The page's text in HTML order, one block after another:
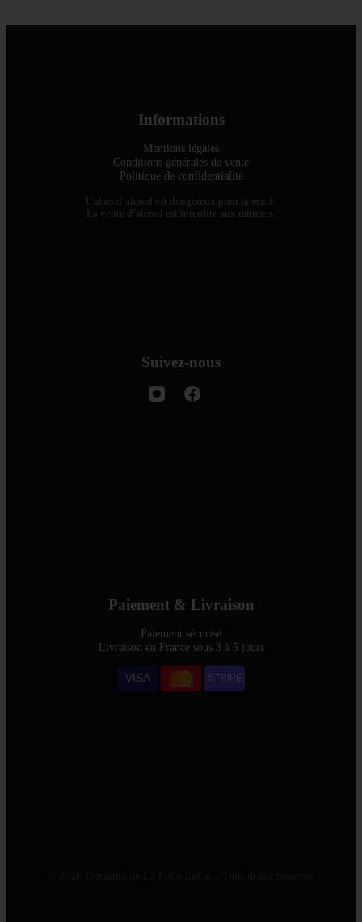
Informations
Mentions légales
Conditions générales de vente
Politique de confidentialité
L'abus d’alcool est dangereux pour la santé.
La vente d’alcool est interdite aux mineurs.
Suivez-nous
Paiement & Livraison
Paiement sécurisé
Livraison en France sous 3 à 5 jours
VISA
Mastercard
STRIPE